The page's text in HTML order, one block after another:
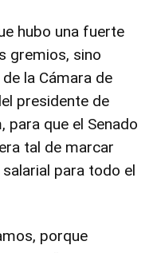
hubo una fuerte
gremios, sino
la Cámara de
presidente de
para que el Senado
tal de marcar
para todo el
porque